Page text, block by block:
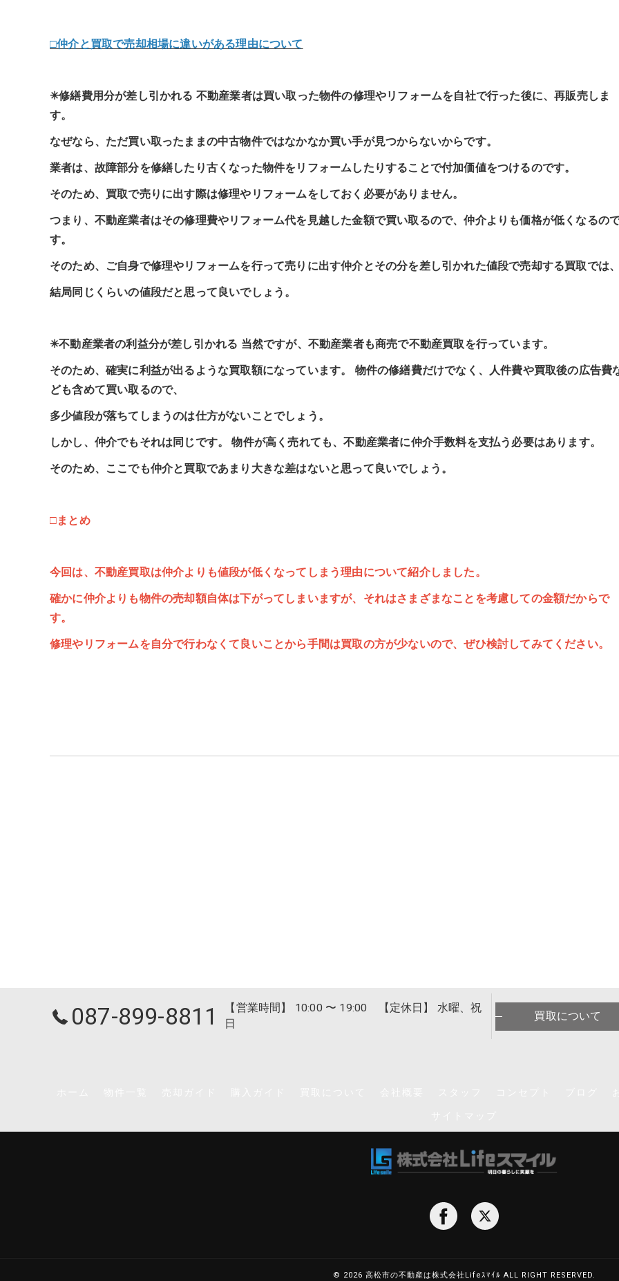
□仲介と買取で売却相場に違いがある理由について
✳︎修繕費用分が差し引かれる 不動産業者は買い取った物件の修理やリフォームを自社で行った後に、再販売しま
す。
なぜなら、ただ買い取ったままの中古物件ではなかなか買い手が見つからないからです。
業者は、故障部分を修繕したり古くなった物件をリフォームしたりすることで付加価値をつけるのです。
そのため、買取で売りに出す際は修理やリフォームをしておく必要がありません。
つまり、不動産業者はその修理費やリフォーム代を見越した金額で買い取るので、仲介よりも価格が低くなるの
す。
そのため、ご自身で修理やリフォームを行って売りに出す仲介とその分を差し引かれた値段で売却する買取では
結局同じくらいの値段だと思って良いでしょう。
✳︎不動産業者の利益分が差し引かれる 当然ですが、不動産業者も商売で不動産買取を行っています。
そのため、確実に利益が出るような買取額になっています。 物件の修繕費だけでなく、人件費や買取後の広告費
ども含めて買い取るので、
多少値段が落ちてしまうのは仕方がないことでしょう。
しかし、仲介でもそれは同じです。 物件が高く売れても、不動産業者に仲介手数料を支払う必要はあります。
そのため、ここでも仲介と買取であまり大きな差はないと思って良いでしょう。
□まとめ
今回は、不動産買取は仲介よりも値段が低くなってしまう理由について紹介しました。
確かに仲介よりも物件の売却額自体は下がってしまいますが、それはさまざまなことを考慮しての金額だからで
す。
修理やリフォームを自分で行わなくて良いことから手間は買取の方が少ないので、ぜひ検討してみてください。
087-899-8811
【営業時間】 10:00 〜 19:00 【定休日】 水曜、祝
日
買取について
© 2026 高松市の不動産は株式会社Lifeｽﾏｲﾙ ALL RIGHT RESERVED.